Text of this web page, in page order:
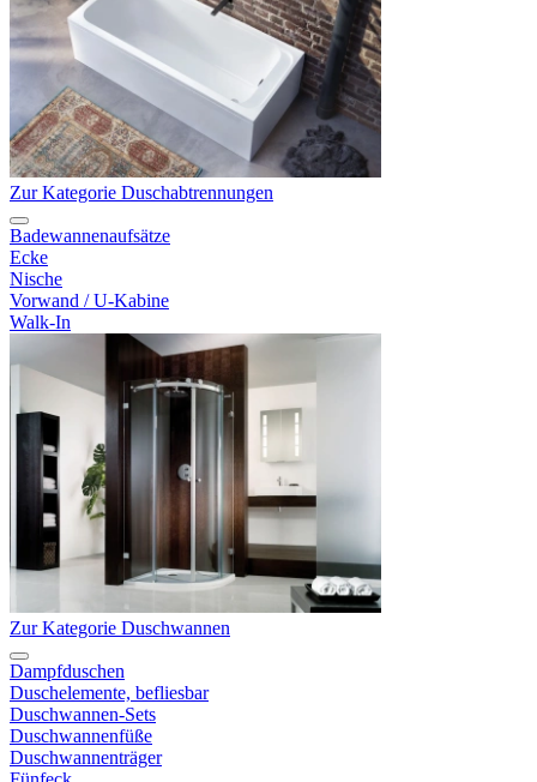
Zur Kategorie Duschabtrennungen
Badewannenaufsätze
Ecke
Nische
Vorwand / U-Kabine
Walk-In
Zur Kategorie Duschwannen
Dampfduschen
Duschelemente, befliesbar
Duschwannen-Sets
Duschwannenfüße
Duschwannenträger